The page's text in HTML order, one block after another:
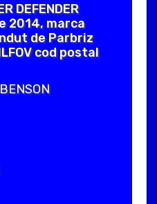
DEFENDER
2014, marca
de Parbriz
cod postal